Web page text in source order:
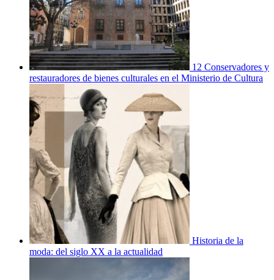
12 Conservadores y
restauradores de bienes culturales en el Ministerio de Cultura
Historia de la
moda: del siglo XX a la actualidad